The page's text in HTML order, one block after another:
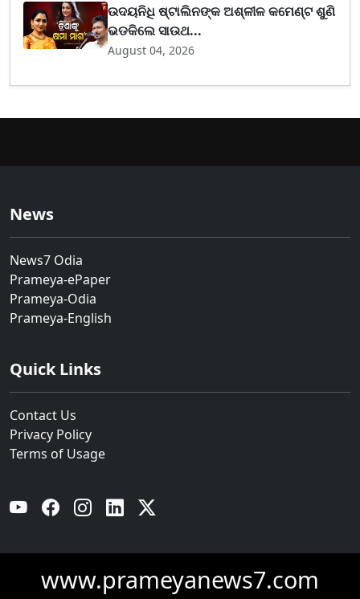
ଉଦୟନିଧି ଷ୍ଟାଲିନଙ୍କ ଅଶ୍ଳୀଳ କମେଣ୍ଟ ଶୁଣି
ଭଡକିଲେ ସାଉଥ...
August 04, 2026
News
News7 Odia
Prameya-ePaper
Prameya-Odia
Prameya-English
Quick Links
Contact Us
Privacy Policy
Terms of Usage
YouTube Facebook Instagram Linkedin
www.prameyanews7.com